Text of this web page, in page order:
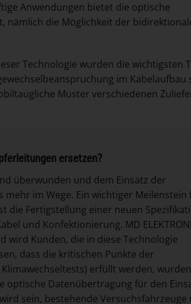
Anwendungen bietet die optische
nämlich die Möglichkeit der
Technologie wurden die wichtigsten
im Kabelaufbau
Muster verschiedenen
ersetzen?
überwunden und dem Einsatz der
im Wege. Ein wichtiger Meilenstein
die Fertigstellung einer neuen
und Konfektionierung. MD
wird Kunden, die in diese Technologie
dass die kritischen Punkte der
erfüllt werden, wurden
optische Datenübertragung für den
sein, bestehende Versuchsfahrzeuge